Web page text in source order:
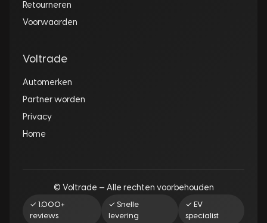
Retourneren
Voorwaarden
Voltrade
Automerken
Partner worden
Privacy
Home
© Voltrade — Alle rechten voorbehouden
✓ 1.000+
reviews
✓ Snelle
levering
✓ EV
specialist